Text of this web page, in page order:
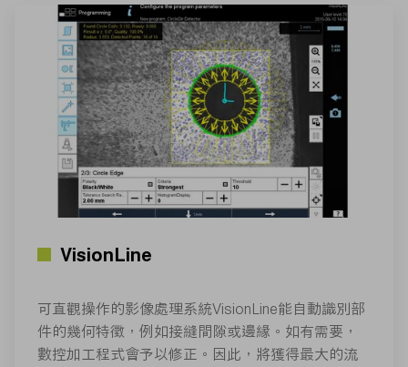
VisionLine
可直觀操作的影像處理系統VisionLine能自動識別部
件的幾何特徵，例如接縫間隙或邊緣。如有需要，
數控加工程式會予以修正。因此，將獲得最大的流